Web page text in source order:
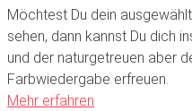
Möchtest Du dein
sehen, dann kannst Du dich
und der naturgetreuen aber
Farbwiedergabe erfreuen.
Mehr erfahren